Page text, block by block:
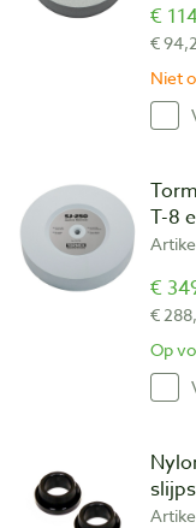
€
€
Niet
T-8
€
€
Op